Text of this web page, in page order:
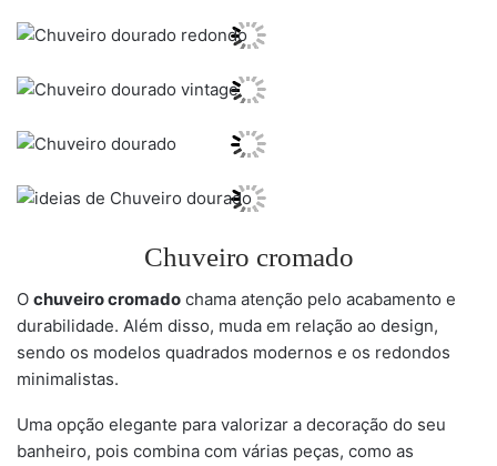
Chuveiro cromado
O chuveiro cromado chama atenção pelo acabamento e
durabilidade. Além disso, muda em relação ao design,
sendo os modelos quadrados modernos e os redondos
minimalistas.
Uma opção elegante para valorizar a decoração do seu
banheiro, pois combina com várias peças, como as